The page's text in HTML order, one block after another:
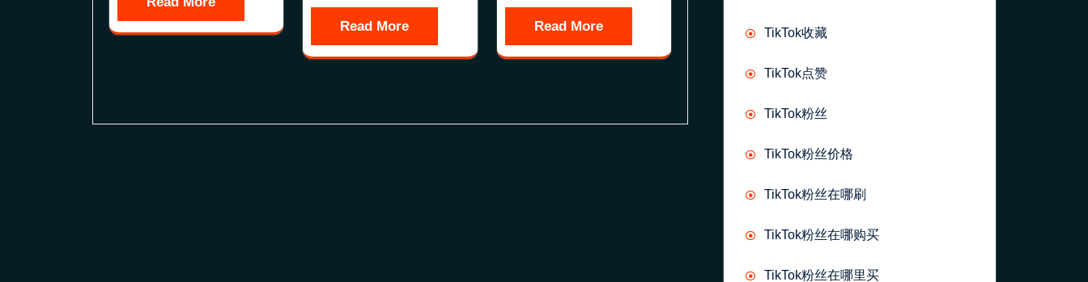
Read More Read More TikTok收藏
TikTok点赞
TikTok粉丝
TikTok粉丝价格
TikTok粉丝在哪刷
TikTok粉丝在哪购买
TikTok粉丝在哪里买